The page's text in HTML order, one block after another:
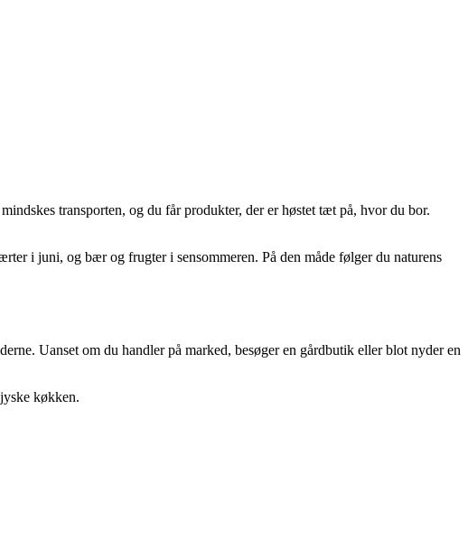
transporten, og du får produkter, der er høstet tæt på, hvor du bor.
i juni, og bær og frugter i sensommeren. På den måde følger du naturens
Uanset om du handler på marked, besøger en gårdbutik eller blot nyder en
køkken.